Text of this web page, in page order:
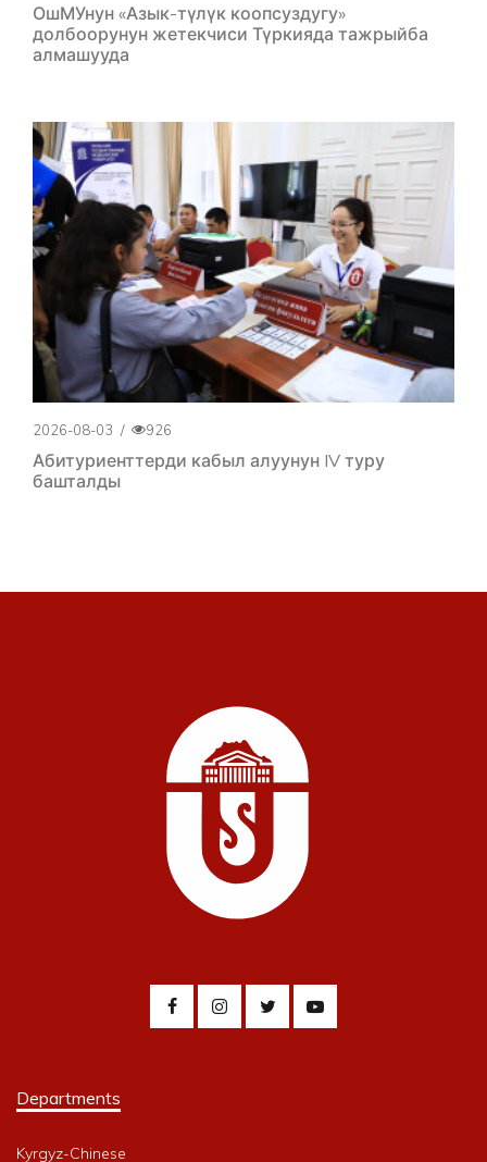
ОшМУнун «Азык-түлүк коопсуздугу»
долбоорунун жетекчиси Түркияда тажрыйба
алмашууда
2026-08-03 / 926
Абитуриенттерди кабыл алуунун IV туру
башталды
Departments
Kyrgyz-Chinese